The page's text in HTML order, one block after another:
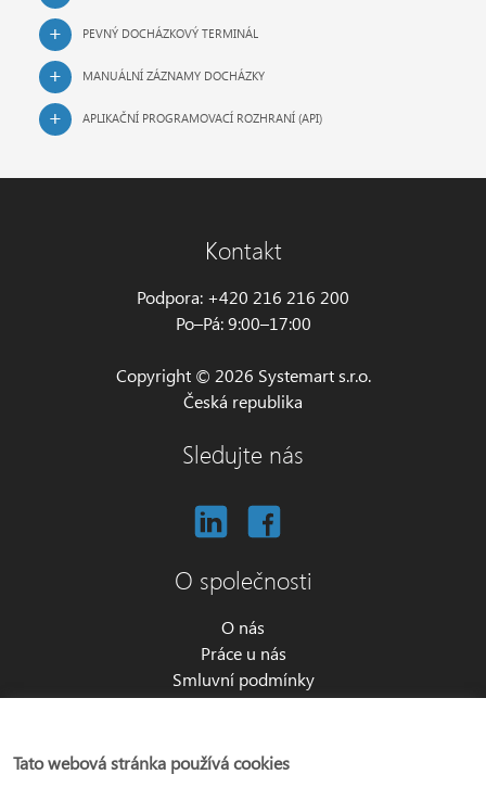
PEVNÝ DOCHÁZKOVÝ TERMINÁL
MANUÁLNÍ ZÁZNAMY DOCHÁZKY
APLIKAČNÍ PROGRAMOVACÍ ROZHRANÍ (API)
Kontakt
Podpora: +420 216 216 200
Po–Pá: 9:00–17:00
Copyright © 2026 Systemart s.r.o.
Česká republika
Sledujte nás
O společnosti
O nás
Práce u nás
Smluvní podmínky
Zpracování os. údajů
Partnerský program
Tato webová stránka používá cookies